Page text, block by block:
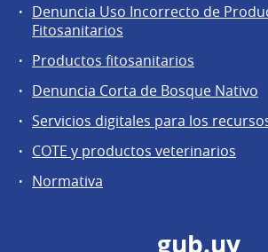
Denuncia Uso Incorrecto de
Fitosanitarios
Productos fitosanitarios
Denuncia Corta de Bosque Nativo
Servicios digitales para los
COTE y productos veterinarios
Normativa